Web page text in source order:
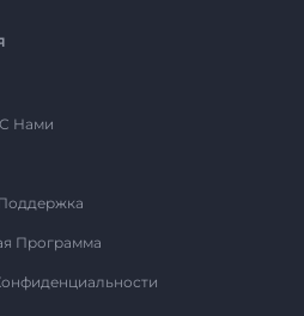
Нами
Программа